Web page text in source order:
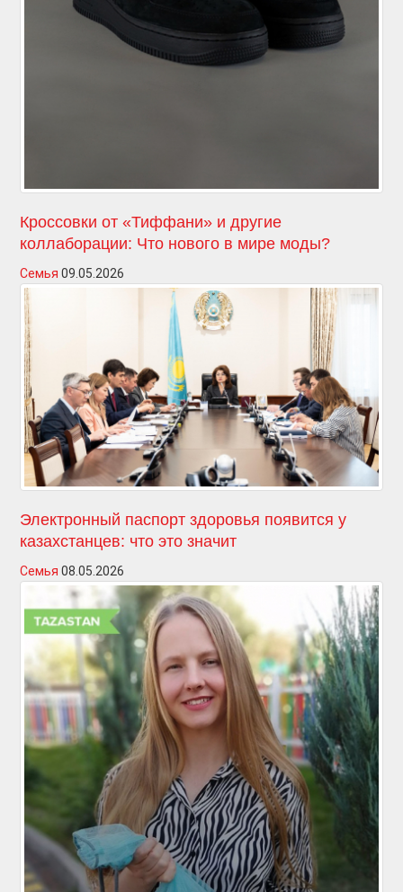
Кроссовки от «Тиффани» и другие
коллаборации: Что нового в мире моды?
Семья 09.05.2026
Электронный паспорт здоровья появится у
казахстанцев: что это значит
Семья 08.05.2026